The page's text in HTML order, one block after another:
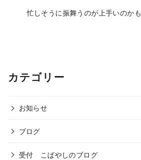
忙しそうに振舞うのが上手いのかも
カテゴリー
お知らせ
ブログ
受付 こばやしのブログ